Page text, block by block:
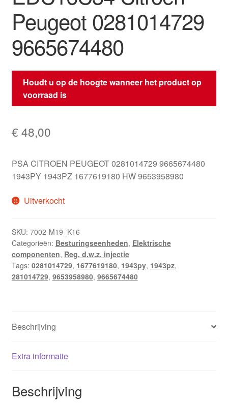
Peugeot 0281014729
9665674480
Houdt u op de hoogte wanneer het product op
voorraad is
€ 48,00
PSA CITROEN PEUGEOT 0281014729 9665674480
1943PY 1943PZ 1677619180 HW 9653958980
Uitverkocht
SKU: 7002-M19_K16
Categorieën: Besturingseenheden, Elektrische
componenten, Reg. d.w.z. injectie
Tags: 0281014729, 1677619180, 1943py, 1943pz,
281014729, 9653958980, 9665674480
Beschrijving
Extra informatie
Beschrijving